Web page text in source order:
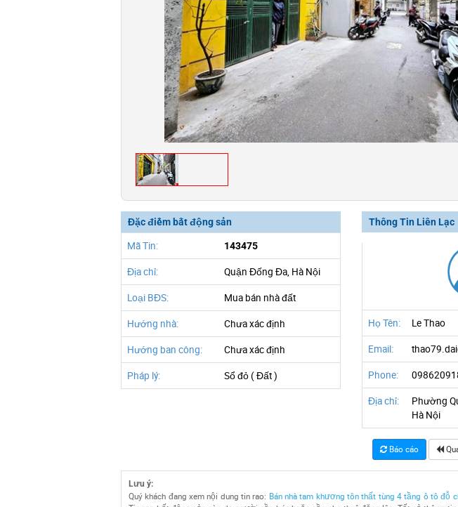
Đặc điểm bất động sản
Mã Tin: 143475
Địa chỉ: Quận Đống Đa, Hà Nội
Loại BĐS: Mua bán nhà đất
Hướng nhà: Chưa xác định
Hướng ban công: Chưa xác định
Pháp lý: Sổ đỏ ( Đất )
Thông Tin Liên Lạc
Họ Tên: Le Thao
Email:
Phone:
Địa chỉ:
Phường
Hà Nội
Báo cáo
Lưu ý:
Quý khách đang xem nội dung tin rao: Bán nhà tam khương tôn thất tùng 4 tầng ô tô đỗ